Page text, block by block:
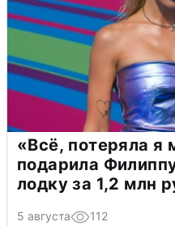
«Всё, потеряла я
подарила
лодку за 1,2 млн
5 августа 112